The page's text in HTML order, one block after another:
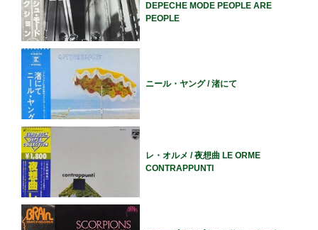
DEPECHE MODE PEOPLE ARE
PEOPLE
ニール・ヤング / 渚にて
レ・オルメ / 夜想曲 LE ORME
CONTRAPPUNTI